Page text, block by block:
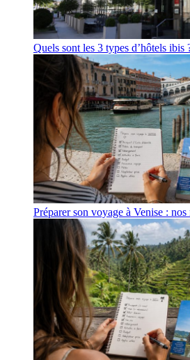
Quels sont les 3 types d’hôtels
Préparer son voyage à Venise :